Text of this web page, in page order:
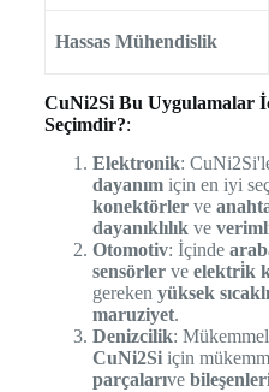
Hassas Mühendislik
CuNi2Si Bu Uygulamalar
Seçimdir?:
Elektronik:
dayanımiçin en iyi
konektörlerve
dayanıklılıkve
Otomotiv: İçinde
sensörlerve elektri̇k
gereken yüksek
maruziyet.
Denizcilik: Mükemmel
CuNi2Siiçin
parçalarıve